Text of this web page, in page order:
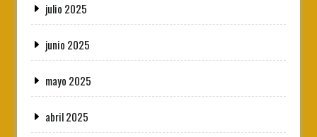
julio 2025
junio 2025
mayo 2025
abril 2025